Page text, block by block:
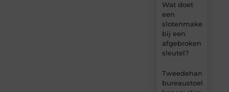
Wat doet
een
slotenmaker
bij een
afgebroken
sleutel?
Tweedehands
bureaustoel